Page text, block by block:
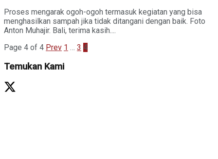
Proses mengarak ogoh-ogoh termasuk kegiatan yang bisa
menghasilkan sampah jika tidak ditangani dengan baik. Foto
Anton Muhajir. Bali, terima kasih....
Page 4 of 4 Prev 1 … 3 4
Temukan Kami